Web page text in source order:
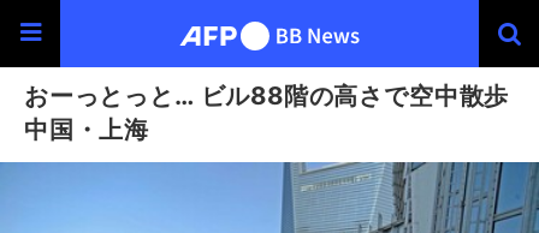
おーっとっと… ビル88階の高さで空中散歩
中国・上海